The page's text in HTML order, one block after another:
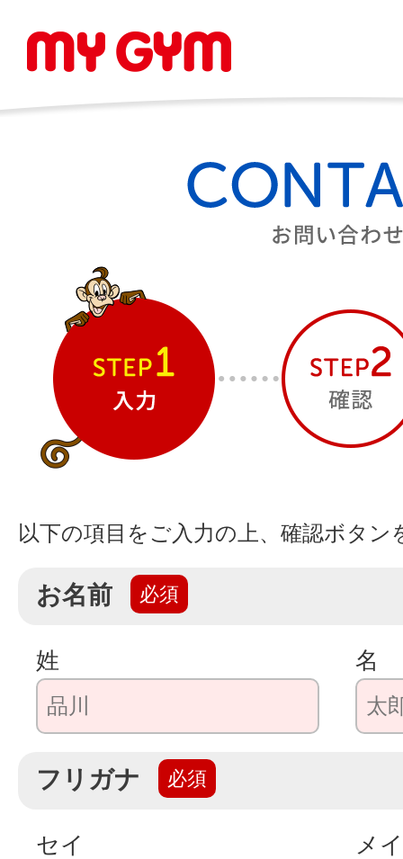
以下の項目をご入力の上、確認ボタ
お名前
姓 名
フリガナ
セイ メイ